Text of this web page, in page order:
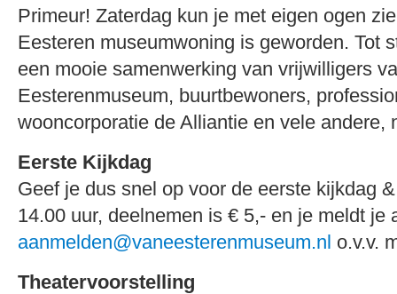
Primeur! Zaterdag kun je met eigen ogen
Eesteren museumwoning is geworden. Tot
een mooie samenwerking van vrijwilligers
Eesterenmuseum, buurtbewoners,
wooncorporatie de Alliantie en vele andere,
Eerste Kijkdag
Geef je dus snel op voor de eerste kijkdag
14.00 uur, deelnemen is € 5,- en je meldt je
aanmelden@vaneesterenmuseum.nl o.v.v.
Theatervoorstelling